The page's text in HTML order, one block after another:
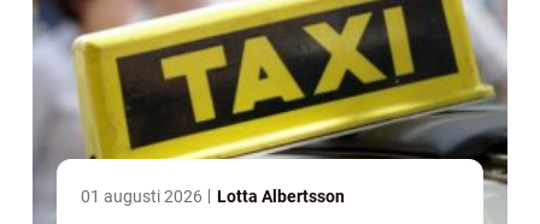
01 augusti 2026 Lotta Albertsson